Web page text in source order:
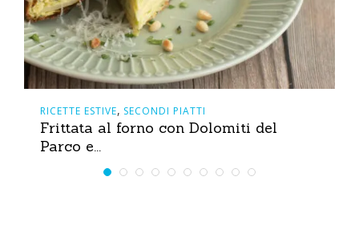
RICETTE ESTIVE, SECONDI PIATTI
Frittata al forno con Dolomiti del
Parco e...